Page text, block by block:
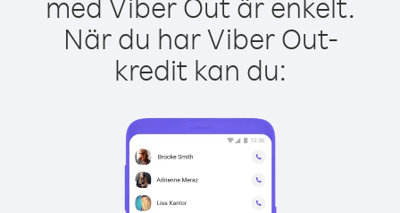
När du har Viber Out-
kredit kan du: